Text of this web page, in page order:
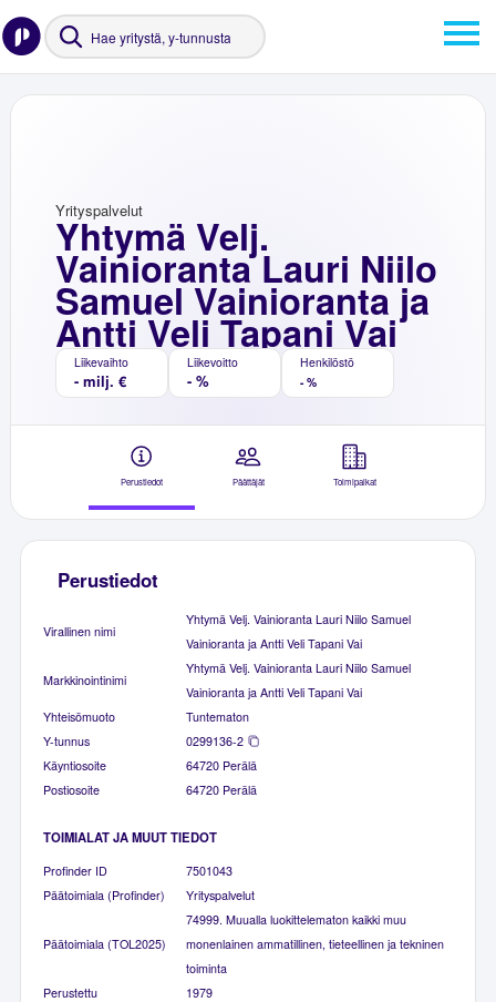
Yhtymä Velj.
Vainioranta Lauri Niilo
Samuel Vainioranta ja
Antti Veli Tapani Vai
Yrityspalvelut
Liikevaihto
- milj. €
Liikevoitto
- %
Henkilöstö
- %
Perustiedot Päättäjät Toimipaikat
Perustiedot
Virallinen nimi
Yhtymä Velj. Vainioranta Lauri Niilo Samuel
Vainioranta ja Antti Veli Tapani Vai
Markkinointinimi
Yhtymä Velj. Vainioranta Lauri Niilo Samuel
Vainioranta ja Antti Veli Tapani Vai
Yhteisömuoto
Tuntematon
Y-tunnus
0299136-2
Käyntiosoite
64720 Perälä
Postiosoite
64720 Perälä
TOIMIALAT JA MUUT TIEDOT
Profinder ID
7501043
Päätoimiala (Profinder)
Yrityspalvelut
Päätoimiala (TOL2025)
74999. Muualla luokittelematon kaikki muu
monenlainen ammatillinen, tieteellinen ja tekninen
toiminta
Perustettu
1979